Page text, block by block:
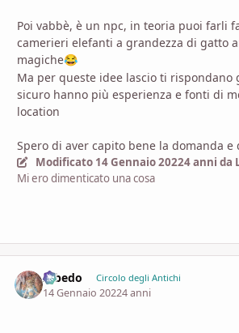
Poi vabbè, è un npc, in teoria puoi farli
camerieri elefanti a grandezza di gatto
magiche😂
Ma per queste idee lascio ti rispondano
sicuro hanno più esperienza e fonti di
location
Spero di aver capito bene la domanda
Modificato 14 Gennaio 20224 anni da
Mi ero dimenticato una cosa
Albedo Circolo degli Antichi
14 Gennaio 20224 anni